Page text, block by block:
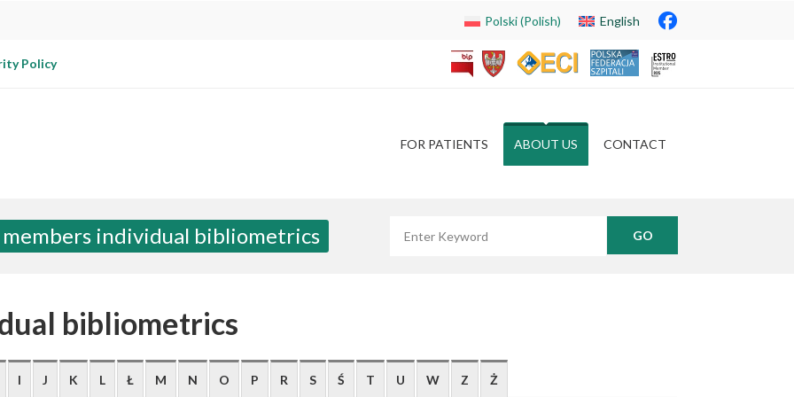
Polski(Polish) English
Policy
FOR PATIENTS ABOUT US CONTACT
individual bibliometrics
bibliometrics
I J K L Ł M N O P R S Ś T U W Z Ż